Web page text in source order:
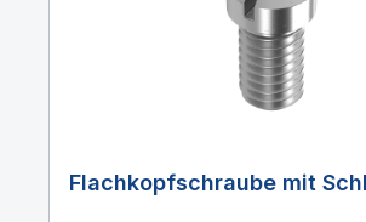
Flachkopfschraube mit